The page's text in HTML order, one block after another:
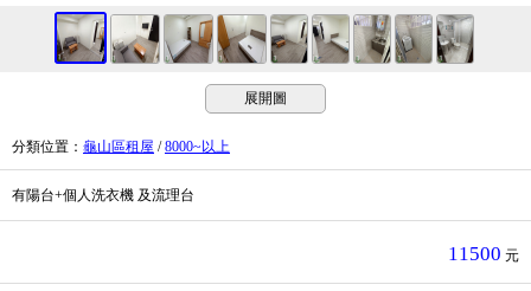
展開圖
分類位置 ： 龜山區租屋 /8000~以上
有陽台+個人洗衣機 及流理台
11500 元